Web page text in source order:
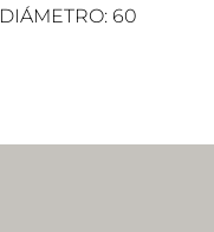
DIÁMETRO: 60